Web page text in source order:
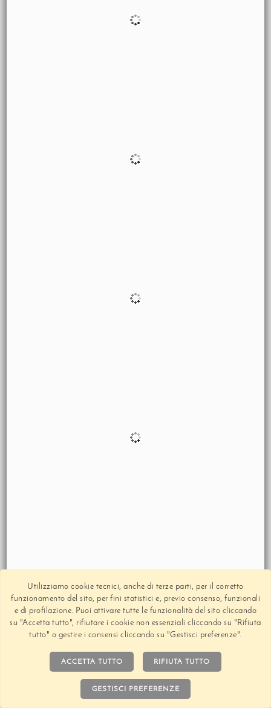
Utilizziamo cookie tecnici, anche di terze parti, per il corretto
funzionamento del sito, per fini statistici e, previo consenso, funzionali
e di profilazione. Puoi attivare tutte le funzionalità del sito cliccando
su "Accetta tutto", rifiutare i cookie non essenziali cliccando su "Rifiuta
tutto" o gestire i consensi cliccando su "Gestisci preferenze".
ACCETTA TUTTO RIFIUTA TUTTO
GESTISCI PREFERENZE